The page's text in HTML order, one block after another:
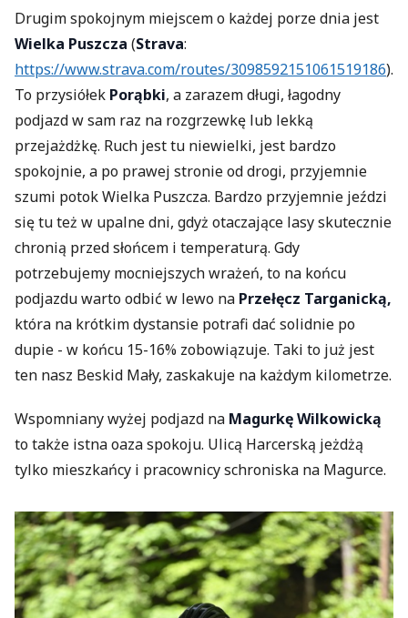
Drugim spokojnym miejscem o każdej porze dnia jest
Wielka Puszcza (Strava:
https://www.strava.com/routes/3098592151061519186).
To przysiółek Porąbki, a zarazem długi, łagodny
podjazd w sam raz na rozgrzewkę lub lekką
przejażdżkę. Ruch jest tu niewielki, jest bardzo
spokojnie, a po prawej stronie od drogi, przyjemnie
szumi potok Wielka Puszcza. Bardzo przyjemnie jeździ
się tu też w upalne dni, gdyż otaczające lasy skutecznie
chronią przed słońcem i temperaturą. Gdy
potrzebujemy mocniejszych wrażeń, to na końcu
podjazdu warto odbić w lewo na Przełęcz Targanicką,
która na krótkim dystansie potrafi dać solidnie po
dupie - w końcu 15-16% zobowiązuje. Taki to już jest
ten nasz Beskid Mały, zaskakuje na każdym kilometrze.
Wspomniany wyżej podjazd na Magurkę Wilkowicką
to także istna oaza spokoju. Ulicą Harcerską jeżdżą
tylko mieszkańcy i pracownicy schroniska na Magurce.